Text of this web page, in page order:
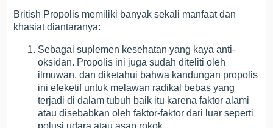
British Propolis memiliki banyak sekali manfaat dan
khasiat diantaranya:
Sebagai suplemen kesehatan yang kaya anti-
oksidan. Propolis ini juga sudah diteliti oleh
ilmuwan, dan diketahui bahwa kandungan propolis
ini efeketif untuk melawan radikal bebas yang
terjadi di dalam tubuh baik itu karena faktor alami
atau disebabkan oleh faktor-faktor dari luar seperti
polusi udara atau asap rokok.